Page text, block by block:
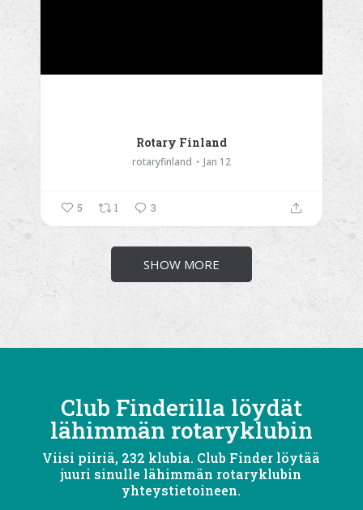
Rotary Finland
rotaryfinland Jan 12
5 1 3
SHOW MORE
Club Finderilla löydät
lähimmän rotaryklubin
Viisi piiriä, 232 klubia. Club Finder löytää
juuri sinulle lähimmän rotaryklubin
yhteystietoineen.